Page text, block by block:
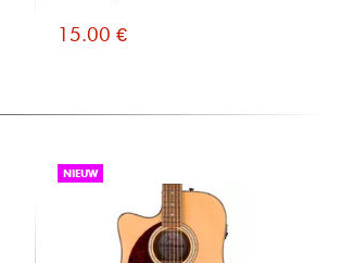
15.00 €
NIEUW